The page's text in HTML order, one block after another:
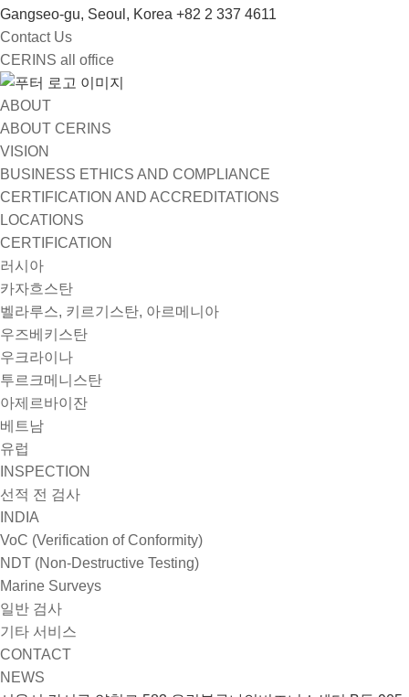
Gangseo-gu, Seoul, Korea +82 2 337 4611
Contact Us
CERINS all office
ABOUT
ABOUT CERINS
VISION
BUSINESS ETHICS AND COMPLIANCE
CERTIFICATION AND ACCREDITATIONS
LOCATIONS
CERTIFICATION
러시아
카자흐스탄
벨라루스, 키르기스탄, 아르메니아
우즈베키스탄
우크라이나
투르크메니스탄
아제르바이잔
베트남
유럽
INSPECTION
선적 전 검사
INDIA
VoC (Verification of Conformity)
NDT (Non-Destructive Testing)
Marine Surveys
일반 검사
기타 서비스
CONTACT
NEWS